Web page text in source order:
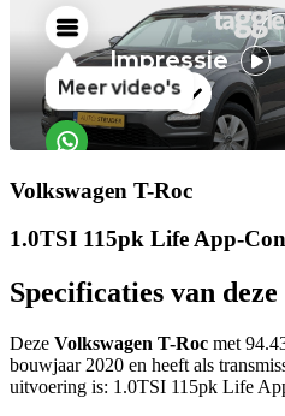
Volkswagen T-Roc
1.0TSI 115pk Life App-
Specificaties van
Deze Volkswagen T-Roc met
bouwjaar 2020 en heeft als
uitvoering is: 1.0TSI 115pk Life